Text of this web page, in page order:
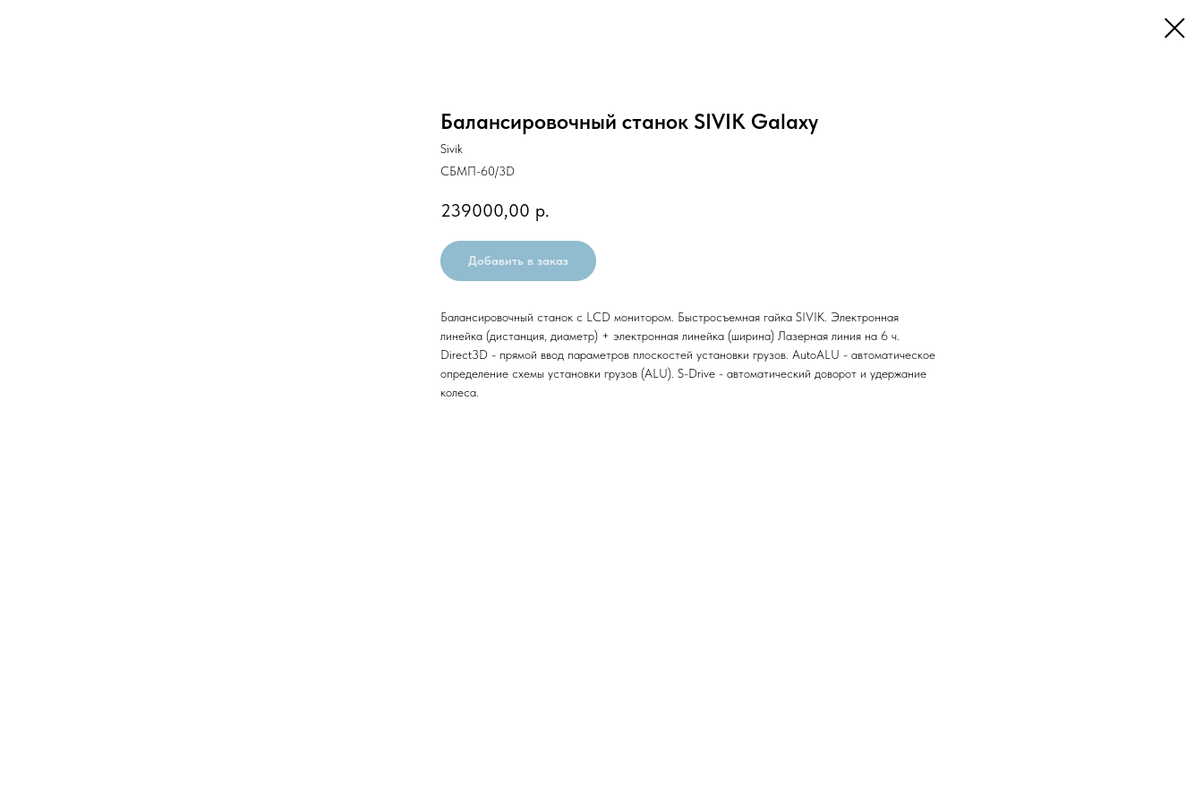
Балансировочный станок SIVIK Galaxy
Sivik
СБМП-60/3D
239000,00 р.
Добавить в заказ
Балансировочный станок с LCD монитором. Быстросъемная гайка SIVIK. Электронная
линейка (дистанция, диаметр) + электронная линейка (ширина) Лазерная линия на 6 ч.
Direct3D - прямой ввод параметров плоскостей установки грузов. AutoALU - автоматическое
определение схемы установки грузов (ALU). S-Drive - автоматический доворот и удержание
колеса.